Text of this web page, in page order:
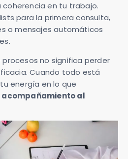
coherencia en tu trabajo.
para la primera consulta,
o mensajes automáticos
no significa perder
Cuando todo está
energía en lo que
acompañamiento al